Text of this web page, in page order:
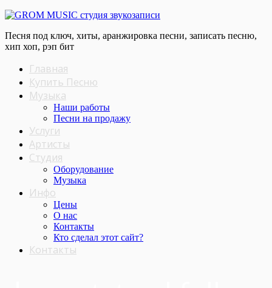
Песня под ключ, хиты, аранжировка песни, записать песню,
хип хоп, рэп бит
Главная
Купить Песню
Музыка
Наши работы
Песни на продажу
Услуги
Артисты
Студия
Оборудование
Музыка
Инфо
Цены
О нас
Контакты
Кто сделал этот cайт?
Контакты